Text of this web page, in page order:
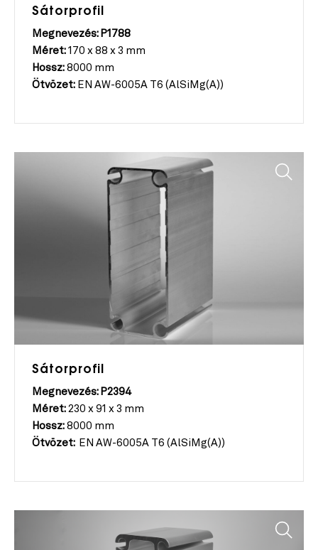
Sátorprofil
Megnevezés: P1788
Méret: 170 x 88 x 3 mm
Hossz: 8000 mm
Ötvözet: EN AW-6005A T6 (AlSiMg(A))
Sátorprofil
Megnevezés: P2394
Méret: 230 x 91 x 3 mm
Hossz: 8000 mm
Ötvözet: EN AW-6005A T6 (AlSiMg(A))